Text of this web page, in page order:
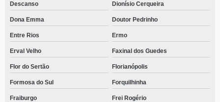
Descanso Dionísio Cerqueira
Dona Emma Doutor Pedrinho
Entre Rios Ermo
Erval Velho Faxinal dos Guedes
Flor do Sertão Florianópolis
Formosa do Sul Forquilhinha
Fraiburgo Frei Rogério